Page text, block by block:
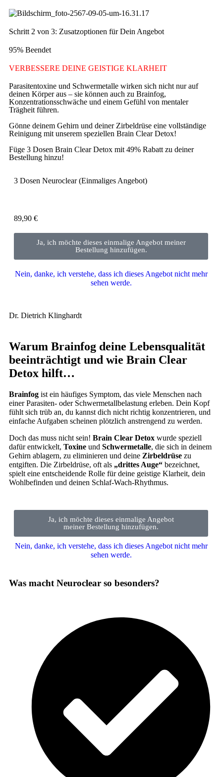
Schritt 2 von 3: Zusatzoptionen für Dein Angebot
95% Beendet
VERBESSERE DEINE GEISTIGE KLARHEIT
Parasitentoxine und Schwermetalle wirken sich nicht nur auf
deinen Körper aus – sie können auch zu Brainfog,
Konzentrationsschwäche und einem Gefühl von mentaler
Trägheit führen.
Gönne deinem Gehirn und deiner Zirbeldrüse eine vollständige
Reinigung mit unserem speziellen Brain Clear Detox!
Füge 3 Dosen Brain Clear Detox mit 49% Rabatt zu deiner
Bestellung hinzu!
3 Dosen Neuroclear (Einmaliges Angebot)
89,90 €
Ja, ich möchte dieses einmalige Angebot meiner
Bestellung hinzufügen.
Nein, danke, ich verstehe, dass ich dieses Angebot nicht mehr
sehen werde.
Dr. Dietrich Klinghardt
Warum Brainfog deine Lebensqualität
beeinträchtigt und wie Brain Clear
Detox hilft…
Brainfog ist ein häufiges Symptom, das viele Menschen nach
einer Parasiten- oder Schwermetallbelastung erleben. Dein Kopf
fühlt sich trüb an, du kannst dich nicht richtig konzentrieren, und
einfache Aufgaben scheinen plötzlich anstrengend zu werden.
Doch das muss nicht sein! Brain Clear Detox wurde speziell
dafür entwickelt, Toxine und Schwermetalle, die sich in deinem
Gehirn ablagern, zu eliminieren und deine Zirbeldrüse zu
entgiften. Die Zirbeldrüse, oft als „drittes Auge“ bezeichnet,
spielt eine entscheidende Rolle für deine geistige Klarheit, dein
Wohlbefinden und deinen Schlaf-Wach-Rhythmus.
Ja, ich möchte dieses einmalige Angebot
meiner Bestellung hinzufügen.
Nein, danke, ich verstehe, dass ich dieses Angebot nicht mehr
sehen werde.
Was macht Neuroclear so besonders?